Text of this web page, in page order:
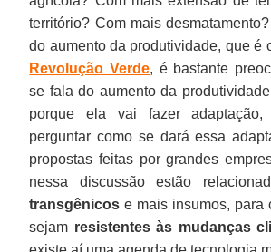
território? Com mais
do aumento da produtividade, que é
Revolução Verde, é bastante
se fala do aumento da
porque ela vai fazer
perguntar como se dará essa
propostas feitas por grandes
nessa discussão estão
transgênicos e mais insumos, para
sejam resistentes às mudanças